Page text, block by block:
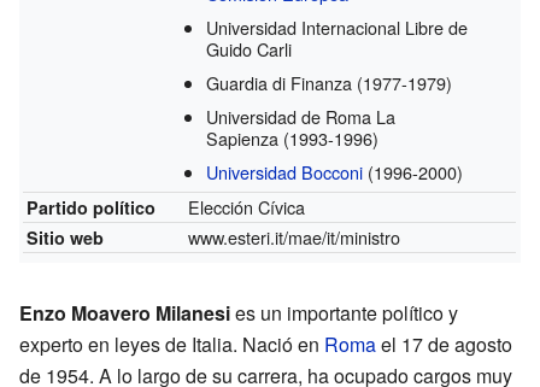
Universidad Internacional Libre de
Guido Carli
Guardia di Finanza (1977-1979)
Universidad de Roma La
Sapienza (1993-1996)
Universidad Bocconi (1996-2000)
Partido político Elección Cívica
Sitio web www.esteri.it/mae/it/ministro
Enzo Moavero Milanesies un importante político y
experto en leyes de Italia. Nació en Romael 17 de agosto
de 1954. A lo largo de su carrera, ha ocupado cargos muy